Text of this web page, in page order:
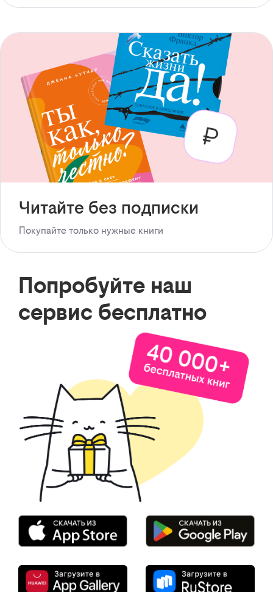
Читайте без подписки
Покупайте только нужные книги
Попробуйте наш
сервис бесплатно